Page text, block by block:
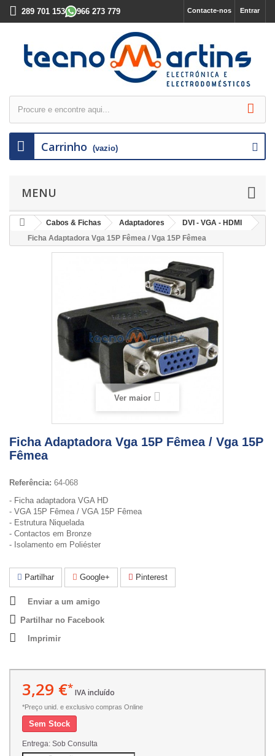
Entrar
Contacte-nos
289 701 153 966 273 779
Carrinho (vazio)
MENU
Cabos & Fichas Adaptadores
DVI - VGA - HDMI
Ficha Adaptadora Vga 15P Fêmea / Vga 15P Fêmea
Ver maior
Ficha Adaptadora Vga 15P Fêmea / Vga 15P
Fêmea
Referência: 64-068
- Ficha adaptadora VGA HD
- VGA 15P Fêmea / VGA 15P Fêmea
- Estrutura Niquelada
- Contactos em Bronze
- Isolamento em Poliéster
Partilhar Google+ Pinterest
Enviar a um amigo
Partilhar no Facebook
Imprimir
3,29 €*IVA incluído
*Preço unid. e exclusivo compras Online
Sem Stock
Entrega: Sob Consulta